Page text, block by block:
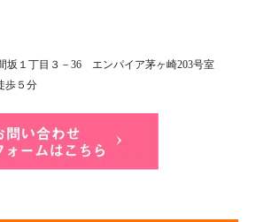
坂１丁目３－36 エンパイア茅ヶ崎203号室
歩５分